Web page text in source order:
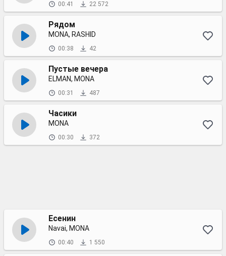
00:41 22 572
Рядом
MONA, RASHID
00:38 42
Пустые вечера
ELMAN, MONA
00:31 487
Часики
MONA
00:30 372
Есенин
Navai, MONA
00:40 1 550